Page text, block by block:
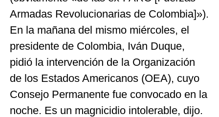
Armadas Revolucionarias de Colombia]»).
En la mañana del mismo miércoles, el
presidente de Colombia, Iván Duque,
pidió la intervención de la Organización
de los Estados Americanos (OEA), cuyo
Consejo Permanente fue convocado en la
noche. Es un magnicidio intolerable, dijo.